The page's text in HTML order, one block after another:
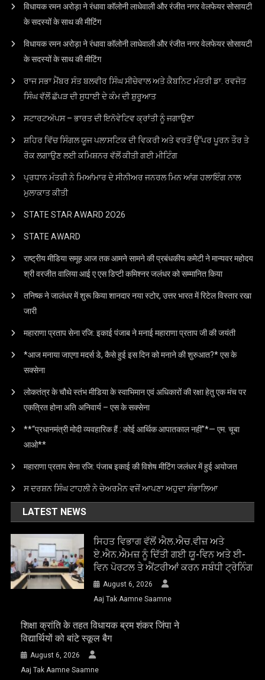
विधायक रमन अरोड़ा ने रंधावा कॉलोनी लाधेवाली और रंजीत नगर वेलफेयर सोसायटी
के सदस्यों के साथ की मीटिंग
विधायक रमन अरोड़ा ने रंधावा कॉलोनी लाधेवाली और रंजीत नगर वेलफेयर सोसायटी
के सदस्यों के साथ की मीटिंग
ਰਾਜ ਸਭਾ ਮੈਂਬਰ ਸੰਤ ਬਲਵੀਰ ਸਿੰਘ ਸੀਚੇਵਾਲ ਅਤੇ ਕੈਬਨਿਟ ਮੰਤਰੀ ਡਾ. ਰਵਜੋਤ
ਸਿੰਘ ਵੱਲੋਂ ਛੱਪੜ ਦੀ ਸੁਧਾਈ ਦੇ ਕੰਮ ਦੀ ਸ਼ੁਰੂਆਤ
ਸਟਾਰਟਅੱਪਸ – ਭਾਰਤ ਦੀ ਇਨੋਵੇਟਿਵ ਕ੍ਰਾਂਤੀ ਨੂੰ ਜਗਾਉਣਾ
ਸ਼ਹਿਰ ਵਿੱਚ ਸਿੰਗਲ ਯੂਜ ਪਲਾਸਟਿਕ ਦੀ ਵਿਕਰੀ ਅਤੇ ਵਰਤੋਂ ਉੱਪਰ ਪੂਰਨ ਤੌਰ ਤੇ
ਰੋਕ ਲਗਾਉਣ ਲਈ ਕਮਿਸ਼ਨਰ ਵੱਲੋਂ ਕੀਤੀ ਗਈ ਮੀਟਿੰਗ
ਪ੍ਰਧਾਨ ਮੰਤਰੀ ਨੇ ਮਿਆਂਮਾਰ ਦੇ ਸੀਨੀਅਰ ਜਨਰਲ ਮਿਨ ਆਂਗ ਹਲਾਇੰਗ ਨਾਲ
ਮੁਲਾਕਾਤ ਕੀਤੀ
STATE STAR AWARD 2O26
STATE AWARD
राष्ट्रीय मीडिया समूह आज तक आमने सामने की प्रबंधकीय कमेटी ने मान्यवर महोदय
श्री वरजीत वालिया आई ए एस डिप्टी कमिश्नर जलंधर को सम्मानित किया
तनिष्क ने जालंधर में शुरू किया शानदार नया स्टोर, उत्तर भारत में रिटेल विस्तार रखा
जारी
महाराणा प्रताप सेना रजि: इकाई पंजाब ने मनाई महाराणा प्रताप जी की जयंती
*आज मनाया जाएगा मदर्स डे, कैसे हुई इस दिन को मनाने की शुरुआत?* एस के
सक्सेना
लोकतंत्र के चौथे स्तंभ मीडिया के स्वाभिमान एवं अधिकारों की रक्षा हेतु एक मंच पर
एकत्रित होना अति अनिवार्य – एस के सक्सेना
**“प्रधानमंत्री मोदी व्यवहारिक हैं : कोई आर्थिक आपातकाल नहीं”*— एम. चूबा
आओ**
महाराणा प्रताप सेना रजि: पंजाब इकाई की विशेष मीटिंग जलंधर में हुई अयोजत
ਸ ਦਰਸ਼ਨ ਸਿੰਘ ਟਾਹਲੀ ਨੇ ਚੇਅਰਮੈਨ ਵਜੋਂ ਆਪਣਾ ਅਹੁਦਾ ਸੰਭਾਲਿਆ
LATEST NEWS
ਸਿਹਤ ਵਿਭਾਗ ਵੱਲੋਂ ਐਲ.ਐਚ.ਵੀਜ਼ ਅਤੇ
ਏ.ਐਨ.ਐਮਜ਼ ਨੂੰ ਦਿੱਤੀ ਗਈ ਯੂ-ਵਿਨ ਅਤੇ ਈ-
ਵਿਨ ਪੋਰਟਲ ਤੇ ਐਂਟਰੀਆਂ ਕਰਨ ਸਬੰਧੀ ਟ੍ਰੇਨਿੰਗ
August 6, 2026
Aaj Tak Aamne Saamne
शिक्षा क्रांति के तहत विधायक ब्रम शंकर जिंपा ने
विद्यार्थियों को बांटे स्कूल बैग
August 6, 2026
Aaj Tak Aamne Saamne